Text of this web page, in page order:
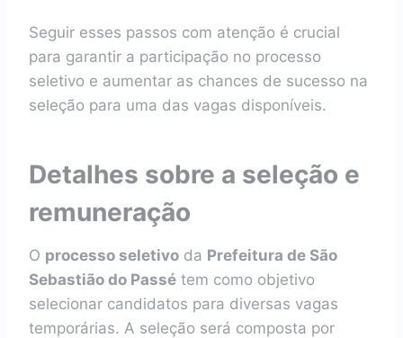
Seguir esses passos com atenção é crucial
para garantir a participação no processo
seletivo e aumentar as chances de sucesso na
seleção para uma das vagas disponíveis.
Detalhes sobre a seleção e
remuneração
O processo seletivo da Prefeitura de São
Sebastião do Passé tem como objetivo
selecionar candidatos para diversas vagas
temporárias. A seleção será composta por